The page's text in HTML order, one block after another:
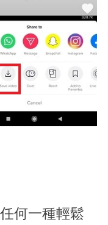
何一種輕鬆